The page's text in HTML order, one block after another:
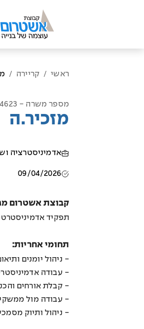
ראשי / קריירה /
מספר משרה - 4623
מזכיר.ה
אדמיניסטרציה
09/04/2026
קבוצת אשטרום
תפקיד
תחומי אחריות:
- ניהול יומנים
- עבודה
- קבלת אורחים
- עבודה מול
- ניהול ותיוק